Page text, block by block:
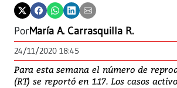
PorMaría A. Carrasquilla R.
24/11/2020 18:45
Para esta semana el número de
(RT) se reportó en 1.17. Los casos